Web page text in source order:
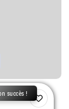
succès !